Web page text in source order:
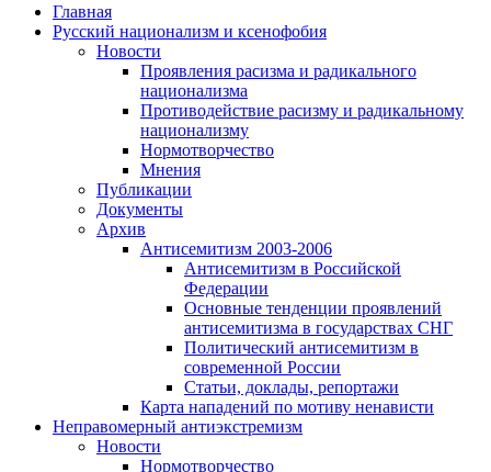
Главная
Русский национализм и ксенофобия
Новости
Проявления расизма и радикального
национализма
Противодействие расизму и радикальному
национализму
Нормотворчество
Мнения
Публикации
Документы
Архив
Антисемитизм 2003-2006
Антисемитизм в Российской
Федерации
Основные тенденции проявлений
антисемитизма в государствах СНГ
Политический антисемитизм в
современной России
Статьи, доклады, репортажи
Карта нападений по мотиву ненависти
Неправомерный антиэкстремизм
Новости
Нормотворчество